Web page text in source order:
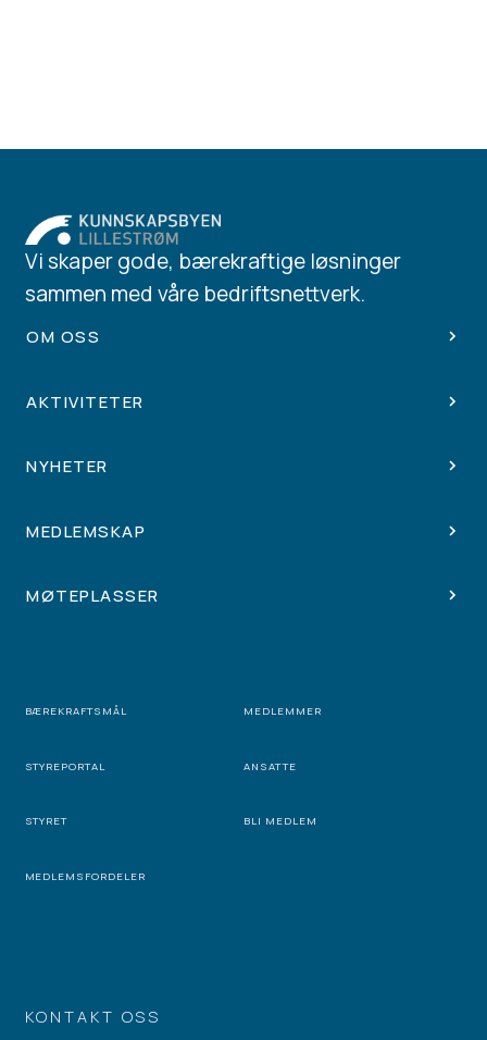
KONTAKT OSS
Vi skaper gode, bærekraftige løsninger
sammen med våre bedriftsnettverk.
OM OSS
AKTIVITETER
NYHETER
MEDLEMSKAP
MØTEPLASSER
BÆREKRAFTSMÅL MEDLEMMER
STYREPORTAL ANSATTE
STYRET BLI MEDLEM
MEDLEMSFORDELER